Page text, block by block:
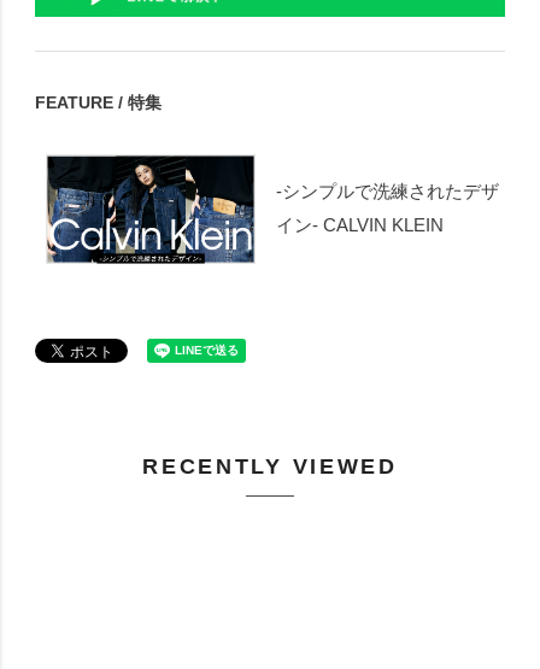
FEATURE / 特集
-シンプルで洗練されたデザ
イン- CALVIN KLEIN
RECENTLY VIEWED